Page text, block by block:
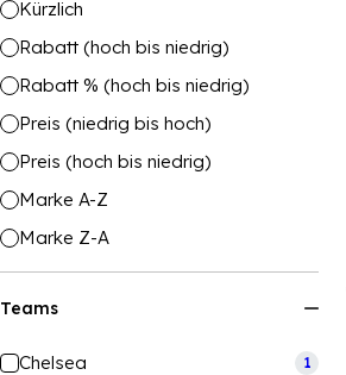
Kürzlich
Rabatt (hoch bis niedrig)
Rabatt % (hoch bis niedrig)
Preis (niedrig bis hoch)
Preis (hoch bis niedrig)
Marke A-Z
Marke Z-A
Teams
Chelsea 1